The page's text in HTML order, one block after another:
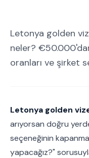
Letonya golden
neler?
oranları ve şirket
Letonya golden
arıyorsan doğru
seçeneğinin
yapacağız?"